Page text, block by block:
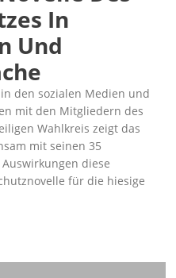
In
Und
den sozialen Medien und
mit den Mitgliedern des
Wahlkreis zeigt das
mit seinen 35
diese
für die hiesige